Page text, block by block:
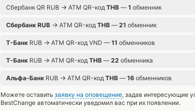
Сбербанк QR RUB → ATM QR-код THB — 1 обменник
Сбербанк RUB → ATM QR-код THB — 21 обменник
Т-Банк RUB → ATM QR-код VND — 11 обменников
Т-Банк RUB → ATM QR-код THB — 22 обменника
Альфа-Банк RUB → ATM QR-код THB — 16 обменников
Можете оставить заявку на оповещение, задав интересующие
BestChange автоматически уведомил вас при их появлении.